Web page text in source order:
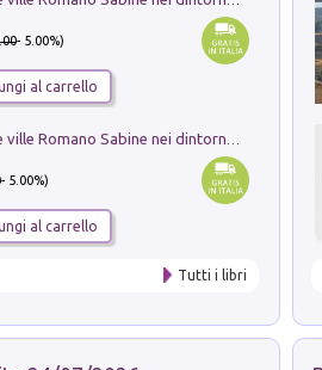
- 5.00%)
al carrello
- 5.00%)
al carrello
Tutti i libri